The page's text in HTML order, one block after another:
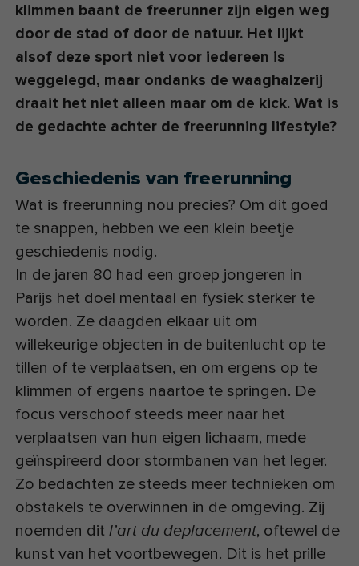
klimmen baant de freerunner zijn eigen weg
door de stad of door de natuur. Het lijkt
alsof deze sport niet voor iedereen is
weggelegd, maar ondanks de waaghalzerij
draait het niet alleen maar om de kick. Wat is
de gedachte achter de freerunning lifestyle?
Geschiedenis van freerunning
Wat is freerunning nou precies? Om dit goed
te snappen, hebben we een klein beetje
geschiedenis nodig.
In de jaren 80 had een groep jongeren in
Parijs het doel mentaal en fysiek sterker te
worden. Ze daagden elkaar uit om
willekeurige objecten in de buitenlucht op te
tillen of te verplaatsen, en om ergens op te
klimmen of ergens naartoe te springen. De
focus verschoof steeds meer naar het
verplaatsen van hun eigen lichaam, mede
geïnspireerd door stormbanen van het leger.
Zo bedachten ze steeds meer technieken om
obstakels te overwinnen in de omgeving. Zij
noemden ditl’art du deplacement, oftewel de
kunst van het voortbewegen. Dit is het prille